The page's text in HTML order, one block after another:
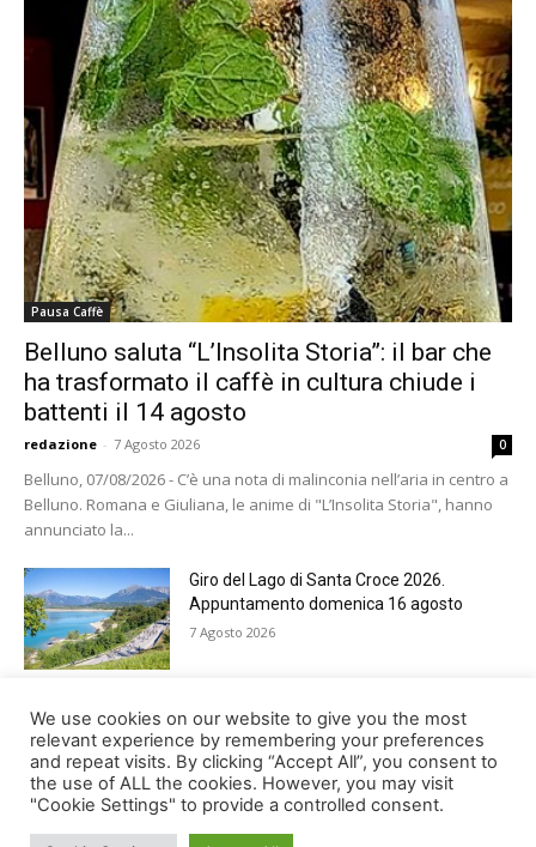
Pausa Caffè
Belluno saluta “L’Insolita Storia”: il bar che
ha trasformato il caffè in cultura chiude i
battenti il 14 agosto
redazione - 7 Agosto 2026 0
Belluno, 07/08/2026 - C’è una nota di malinconia nell’aria in centro a
Belluno. Romana e Giuliana, le anime di "L’Insolita Storia", hanno
annunciato la...
Giro del Lago di Santa Croce 2026.
Appuntamento domenica 16 agosto
7 Agosto 2026
Belluno rende omaggio ai cugini
Alessandro e Andrea Bristot
6 Agosto 2026
We use cookies on our website to give you the most
relevant experience by remembering your preferences
and repeat visits. By clicking “Accept All”, you consent to
the use of ALL the cookies. However, you may visit
"Cookie Settings" to provide a controlled consent.